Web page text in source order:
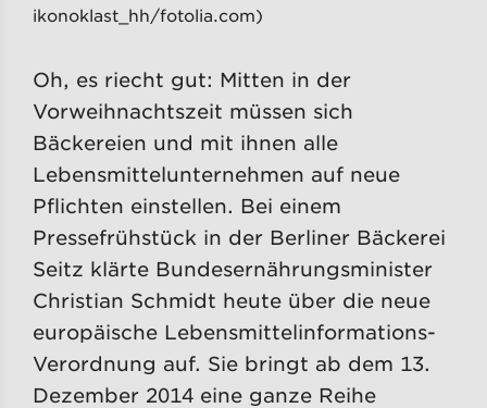
ikonoklast_hh/fotolia.com)
Oh, es riecht gut: Mitten in der
Vorweihnachtszeit müssen sich
Bäckereien und mit ihnen alle
Lebensmittelunternehmen auf neue
Pflichten einstellen. Bei einem
Pressefrühstück in der Berliner Bäckerei
Seitz klärte Bundesernährungsminister
Christian Schmidt heute über die neue
europäische Lebensmittelinformations-
Verordnung auf. Sie bringt ab dem 13.
Dezember 2014 eine ganze Reihe